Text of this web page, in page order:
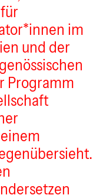
im
und der
Programm
BEK Forum